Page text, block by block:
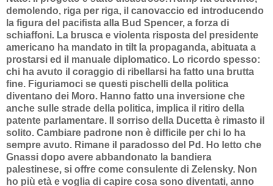
demolendo, riga per riga, il canovaccio ed introducendo
la figura del pacifista alla Bud Spencer, a forza di
schiaffoni. La brusca e violenta risposta del presidente
americano ha mandato in tilt la propaganda, abituata a
prostarsi ed il manuale diplomatico. Lo ricordo spesso:
chi ha avuto il coraggio di ribellarsi ha fatto una brutta
fine. Figuriamoci se questi pischelli della politica
diventano dei Moro. Hanno fatto una inversione che
anche sulle strade della politica, implica il ritiro della
patente parlamentare. Il sorriso della Ducetta è rimasto il
solito. Cambiare padrone non è difficile per chi lo ha
sempre avuto. Rimane il paradosso del Pd. Ho letto che
Gnassi dopo avere abbandonato la bandiera
palestinese, si offre come consulente di Zelensky. Non
ho più età e voglia di capire cosa sono diventati, anno